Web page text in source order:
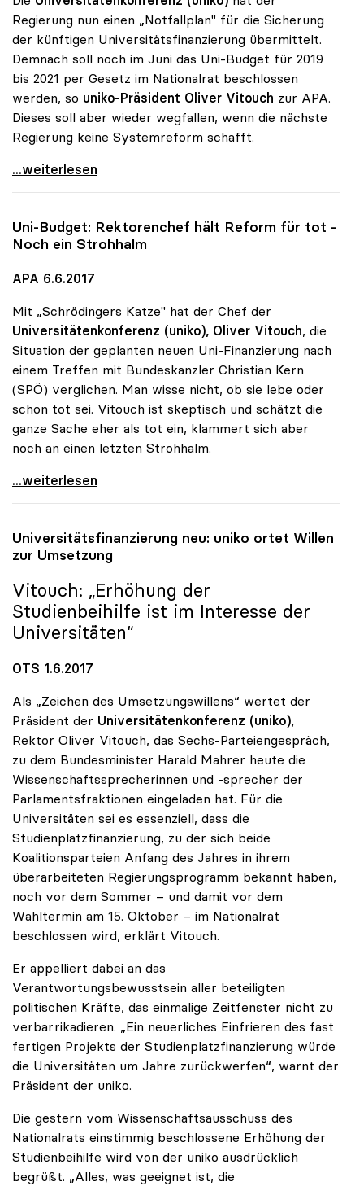
Regierung nun einen „Notfallplan" für die Sicherung
der künftigen Universitätsfinanzierung übermittelt.
Demnach soll noch im Juni das Uni-Budget für 2019
bis 2021 per Gesetz im Nationalrat beschlossen
werden, so uniko-Präsident Oliver Vitouch zur APA.
Dieses soll aber wieder wegfallen, wenn die nächste
Regierung keine Systemreform schafft.
Uni-Budget: Rektoren übermittelten „Notfallplan\"
...weiterlesen
Uni-Budget: Rektorenchef hält Reform für tot -
Noch ein Strohhalm
APA 6.6.2017
Mit „Schrödingers Katze" hat der Chef der
Universitätenkonferenz (uniko), Oliver Vitouch, die
Situation der geplanten neuen Uni-Finanzierung nach
einem Treffen mit Bundeskanzler Christian Kern
(SPÖ) verglichen. Man wisse nicht, ob sie lebe oder
schon tot sei. Vitouch ist skeptisch und schätzt die
ganze Sache eher als tot ein, klammert sich aber
noch an einen letzten Strohhalm.
Uni-Budget: Rektorenchef hält Reform für tot -
...weiterlesen
Universitätsfinanzierung neu: uniko ortet Willen
zur Umsetzung
Vitouch: „Erhöhung der
Studienbeihilfe ist im Interesse der
Universitäten“
OTS 1.6.2017
Als „Zeichen des Umsetzungswillens“ wertet der
Präsident der Universitätenkonferenz (uniko),
Rektor Oliver Vitouch, das Sechs-Parteiengespräch,
zu dem Bundesminister Harald Mahrer heute die
Wissenschaftssprecherinnen und -sprecher der
Parlamentsfraktionen eingeladen hat. Für die
Universitäten sei es essenziell, dass die
Studienplatzfinanzierung, zu der sich beide
Koalitionsparteien Anfang des Jahres in ihrem
überarbeiteten Regierungsprogramm bekannt haben,
noch vor dem Sommer – und damit vor dem
Wahltermin am 15. Oktober – im Nationalrat
beschlossen wird, erklärt Vitouch.
Er appelliert dabei an das
Verantwortungsbewusstsein aller beteiligten
politischen Kräfte, das einmalige Zeitfenster nicht zu
verbarrikadieren. „Ein neuerliches Einfrieren des fast
fertigen Projekts der Studienplatzfinanzierung würde
die Universitäten um Jahre zurückwerfen“, warnt der
Präsident der uniko.
Die gestern vom Wissenschaftsausschuss des
Nationalrats einstimmig beschlossene Erhöhung der
Studienbeihilfe wird von der uniko ausdrücklich
begrüßt. „Alles, was geeignet ist, die